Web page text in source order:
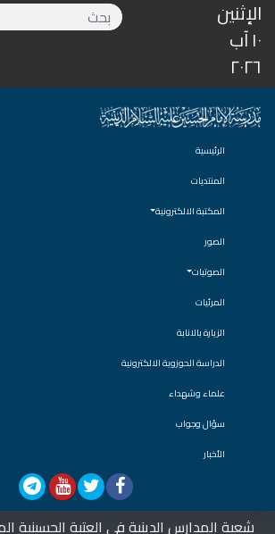
الإثنين
١٠ آب
٢٠٢٦
الرئيسية
المنتديات
المكتبة الالكترونية
الصور
الصوتيات
المرئيات
الزيارة بالانابة
الدراسة الحوزوية الالكترونية
علماء وشهداء
سؤال وجواب
الأخبار
الدينية في العتبة الحسينية المقدسة